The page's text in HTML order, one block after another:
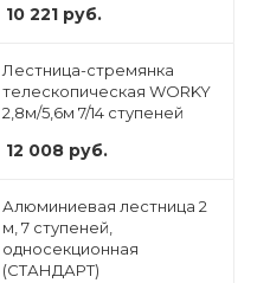
10 221 руб.
Лестница-стремянка
телескопическая WORKY
2,8м/5,6м 7/14 ступеней
12 008 руб.
Алюминиевая лестница 2
м, 7 ступеней,
односекционная
(СТАНДАРТ)